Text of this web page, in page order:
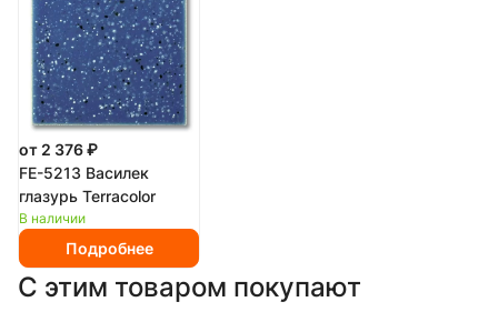
от 2 376 ₽
FE-5213 Василек
глазурь Terracolor
В наличии
Подробнее
С этим товаром покупают